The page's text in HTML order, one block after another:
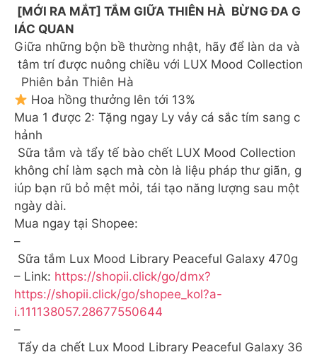
[MỚI RA MẮT] TẮM GIỮA THIÊN HÀ BỪNG ĐA G
IÁC QUAN
Giữa những bộn bề thường nhật, hãy để làn da và
tâm trí được nuông chiều với LUX Mood Collection
Phiên bản Thiên Hà
Hoa hồng thưởng lên tới 13%
Mua 1 được 2: Tặng ngay Ly vảy cá sắc tím sang c
hảnh
Sữa tắm và tẩy tế bào chết LUX Mood Collection
không chỉ làm sạch mà còn là liệu pháp thư giãn, g
iúp bạn rũ bỏ mệt mỏi, tái tạo năng lượng sau một
ngày dài.
Mua ngay tại Shopee:
–
Sữa tắm Lux Mood Library Peaceful Galaxy 470g
– Link: https://shopii.click/go/dmx?
https://shopii.click/go/shopee_kol?a-
i.111138057.28677550644
–
Tẩy da chết Lux Mood Library Peaceful Galaxy 36